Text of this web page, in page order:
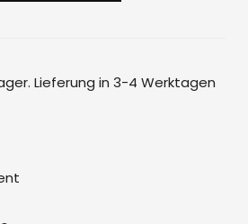
Lieferung in 3-4 Werktagen